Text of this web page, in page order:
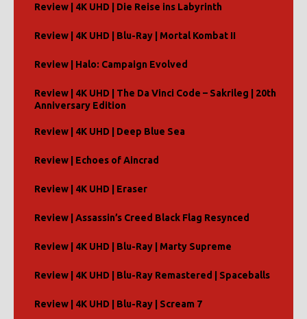
Review | 4K UHD | Die Reise ins Labyrinth
Review | 4K UHD | Blu-Ray | Mortal Kombat II
Review | Halo: Campaign Evolved
Review | 4K UHD | The Da Vinci Code – Sakrileg | 20th
Anniversary Edition
Review | 4K UHD | Deep Blue Sea
Review | Echoes of Aincrad
Review | 4K UHD | Eraser
Review | Assassin’s Creed Black Flag Resynced
Review | 4K UHD | Blu-Ray | Marty Supreme
Review | 4K UHD | Blu-Ray Remastered | Spaceballs
Review | 4K UHD | Blu-Ray | Scream 7